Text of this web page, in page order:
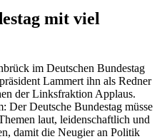
mit viel
im Deutschen Bundestag
Lammert ihn als Redner
der Linksfraktion Applaus.
Der Deutsche Bundestag müsse
laut, leidenschaftlich und
damit die Neugier an Politik